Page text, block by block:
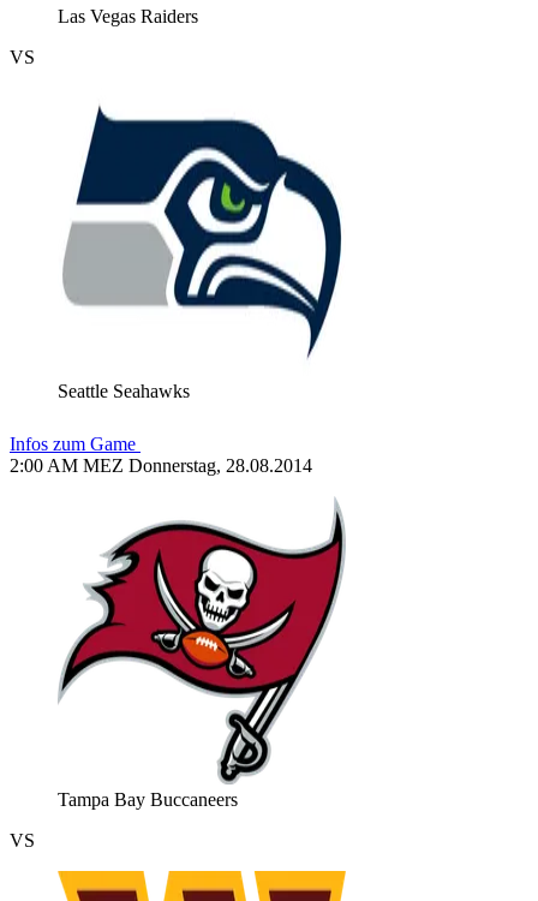
Las Vegas Raiders
VS
Seattle Seahawks
Infos zum Game
2:00 AM MEZ Donnerstag, 28.08.2014
Tampa Bay Buccaneers
VS